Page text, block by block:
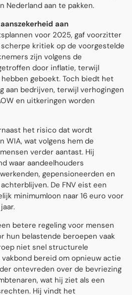
Nederland aan te pakken.
aan
voor 2025, gaf voorzitter
scherpe kritiek op de voorgestelde
zijn volgens de
door inflatie, terwijl
geboekt. Toch biedt het
aan bedrijven, terwijl verhogingen
en uitkeringen worden
het risico dat wordt
WIA, wat volgens hem de
verder aantast. Hij
waar aandeelhouders
gepensioneerden en
De FNV eist een
minimumloon naar 16 euro voor
betere regeling voor mensen
hun belastende beroepen vaak
niet snel structurele
bereid om opnieuw actie
ontevreden over de bevriezing
wat hij ziet als een
Hij vindt het